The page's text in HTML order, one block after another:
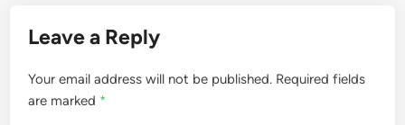
Leave a Reply
Your email address will not be published. Required fields
are marked *